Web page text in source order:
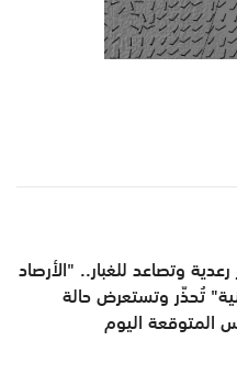
وتصاعد للغبار.. "الأرصاد
تُحذّر وتستعرض حالة
المتوقعة اليوم